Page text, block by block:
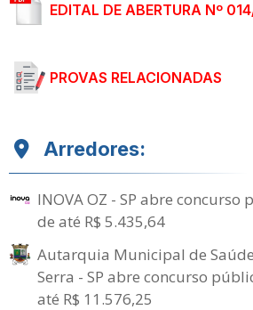
EDITAL DE ABERTURA Nº
PROVAS RELACIONADAS
Arredores:
INOVA OZ - SP abre
de até R$ 5.435,64
Autarquia Municipal de
Serra - SP abre concurso
até R$ 11.576,25